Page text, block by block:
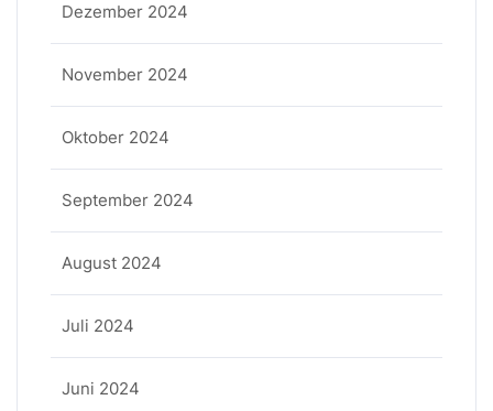
Dezember 2024
November 2024
Oktober 2024
September 2024
August 2024
Juli 2024
Juni 2024